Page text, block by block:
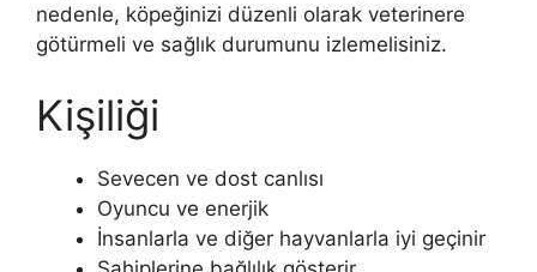
nedenle, köpeğinizi düzenli olarak veterinere
götürmeli ve sağlık durumunu izlemelisiniz.
Kişiliği
Sevecen ve dost canlısı
Oyuncu ve enerjik
İnsanlarla ve diğer hayvanlarla iyi geçinir